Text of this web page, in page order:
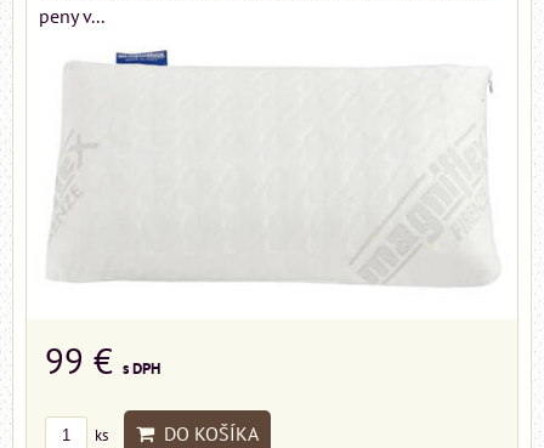
peny v...
99 € s DPH
ks DO KOŠÍKA